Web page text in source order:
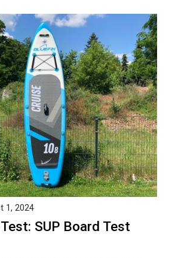
SUP Board Test
1, 2024